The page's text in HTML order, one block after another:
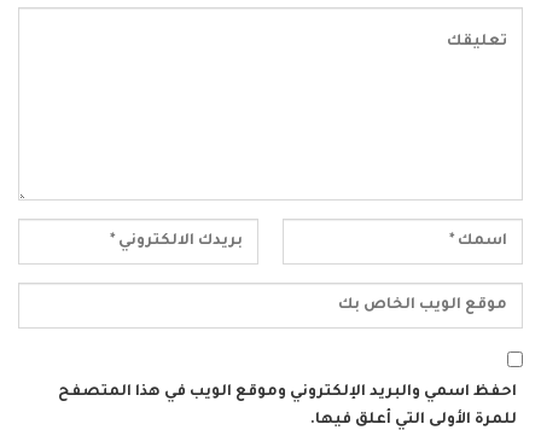
احفظ اسمي والبريد الإلكتروني وموقع الويب في هذا المتصفح
للمرة الأولى التي أعلق فيها.